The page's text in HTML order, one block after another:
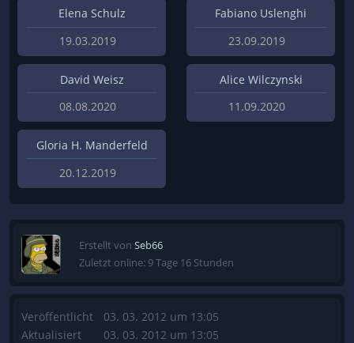
Elena Schulz
19.03.2019
Fabiano Uslenghi
23.09.2019
David Weisz
08.08.2020
Alice Wilczynski
11.09.2020
Gloria H. Manderfeld
20.12.2019
Erstellt von Seb66
Zuletzt online: 9 Tage 16 Stunden
Veröffentlicht
Aktualisiert
03. 03. 2012 um 13:05
03. 03. 2012 um 13:05